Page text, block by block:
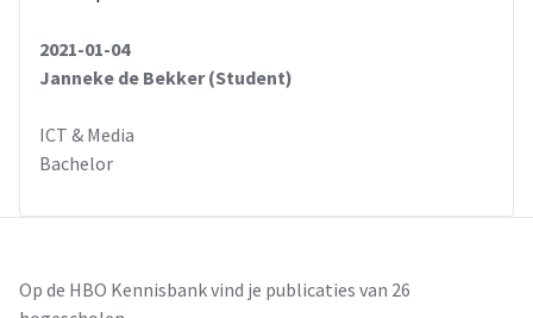
2021-01-04
Janneke de Bekker (Student)
ICT & Media
Bachelor
Op de HBO Kennisbank vind je publicaties van 26